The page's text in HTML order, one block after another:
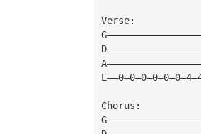
Verse:
Chorus: